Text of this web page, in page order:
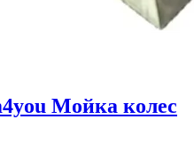
Мойка колес